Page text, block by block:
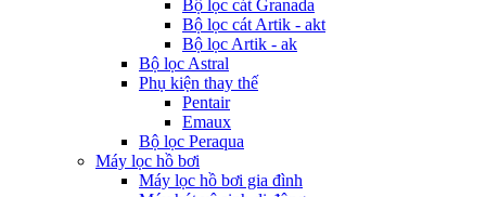
Bộ lọc cát Granada
Bộ lọc cát Artik - akt
Bộ lọc Artik - ak
Bộ lọc Astral
Phụ kiện thay thế
Pentair
Emaux
Bộ lọc Peraqua
Máy lọc hồ bơi
Máy lọc hồ bơi gia đình